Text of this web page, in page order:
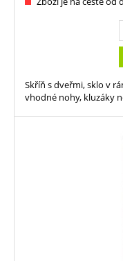
Skříň s dveřmi, sklo v
vhodné nohy, kluzáky